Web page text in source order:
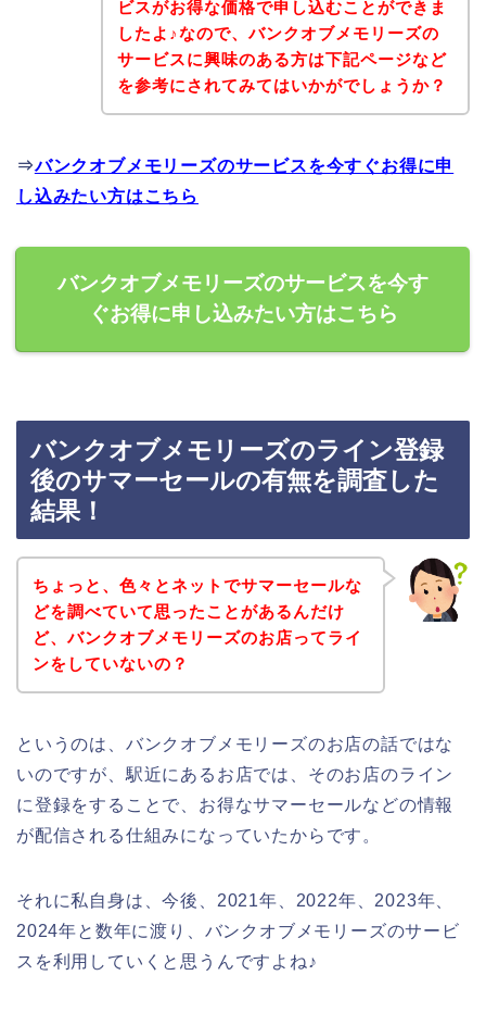
ビスがお得な価格で申し込むことができま
したよ♪なので、バンクオブメモリーズの
サービスに興味のある方は下記ページなど
を参考にされてみてはいかがでしょうか？
⇒バンクオブメモリーズのサービスを今すぐお得に申
し込みたい方はこちら
バンクオブメモリーズのサービスを今す
ぐお得に申し込みたい方はこちら
バンクオブメモリーズのライン登録
後のサマーセールの有無を調査した
結果！
ちょっと、色々とネットでサマーセールな
どを調べていて思ったことがあるんだけ
ど、バンクオブメモリーズのお店ってライ
ンをしていないの？
というのは、バンクオブメモリーズのお店の話ではな
いのですが、駅近にあるお店では、そのお店のライン
に登録をすることで、お得なサマーセールなどの情報
が配信される仕組みになっていたからです。
それに私自身は、今後、2021年、2022年、2023年、
2024年と数年に渡り、バンクオブメモリーズのサービ
スを利用していくと思うんですよね♪